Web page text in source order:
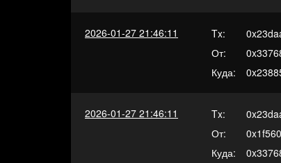
2026-01-27 21:46:11 Tx:
От:
Куда:
2026-01-27 21:46:11 Tx:
От:
Куда: